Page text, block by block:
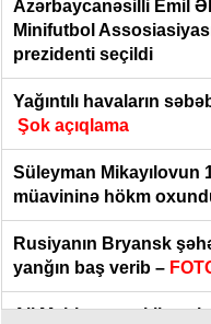
Azərbaycanəsilli Emil
Minifutbol
prezidenti seçildi
Yağıntılı havaların
Şok açıqlama
Süleyman Mikayılovun
müavininə hökm
Rusiyanın Bryansk
yanğın baş verib –
Ali Məhkəmə vəkilə